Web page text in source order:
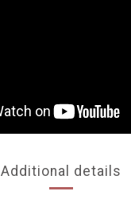
Additional details